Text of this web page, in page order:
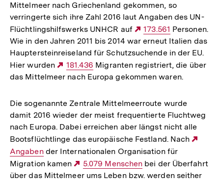
Link:
Mittelmeer nach Griechenland gekommen, so
verringerte sich ihre Zahl 2016 laut Angaben des UN-
Flüchtlingshilfswerks UNHCR auf
Externer
Link:
173.561 Personen.
Wie in den Jahren 2011 bis 2014 war erneut Italien das
Hauptersteinreiseland für Schutzsuchende in der EU.
Hier wurden
Externer
Link:
181.436 Migranten registriert, die über
das Mittelmeer nach Europa gekommen waren.
Die sogenannte Zentrale Mittelmeerroute wurde
damit 2016 wieder der meist frequentierte Fluchtweg
nach Europa. Dabei erreichen aber längst nicht alle
Bootsflüchtlinge das europäische Festland. Nach
Angabender Internationalen Organisation für
Migration kamen
Externer
Link:
5.079 Menschen bei der Überfahrt
über das Mittelmeer ums Leben bzw. werden seither